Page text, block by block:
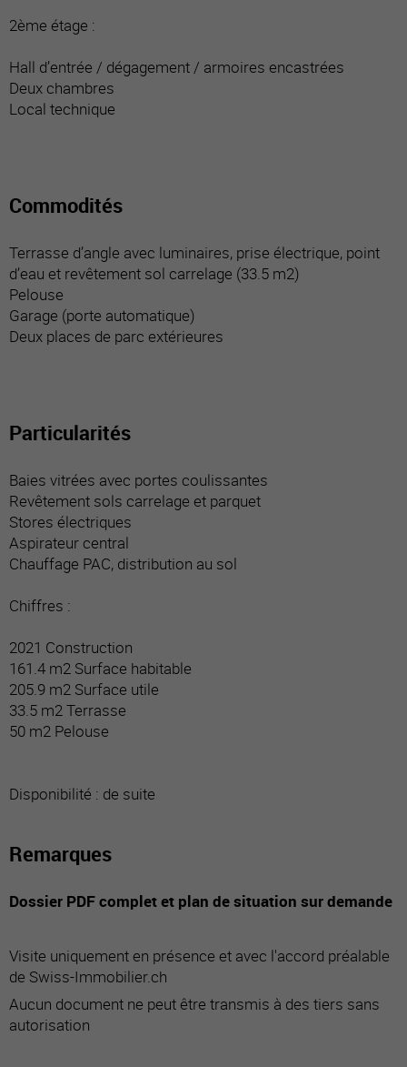
2ème étage :
Hall d’entrée / dégagement / armoires encastrées
Deux chambres
Local technique
Commodités
Terrasse d’angle avec luminaires, prise électrique, point
d’eau et revêtement sol carrelage (33.5 m2)
Pelouse
Garage (porte automatique)
Deux places de parc extérieures
Particularités
Baies vitrées avec portes coulissantes
Revêtement sols carrelage et parquet
Stores électriques
Aspirateur central
Chauffage PAC, distribution au sol
Chiffres :
2021 Construction
161.4 m2 Surface habitable
205.9 m2 Surface utile
33.5 m2 Terrasse
50 m2 Pelouse
Disponibilité : de suite
Remarques
Dossier PDF complet et plan de situation sur demande
Visite uniquement en présence et avec l'accord préalable
de Swiss-Immobilier.ch
Aucun document ne peut être transmis à des tiers sans
autorisation